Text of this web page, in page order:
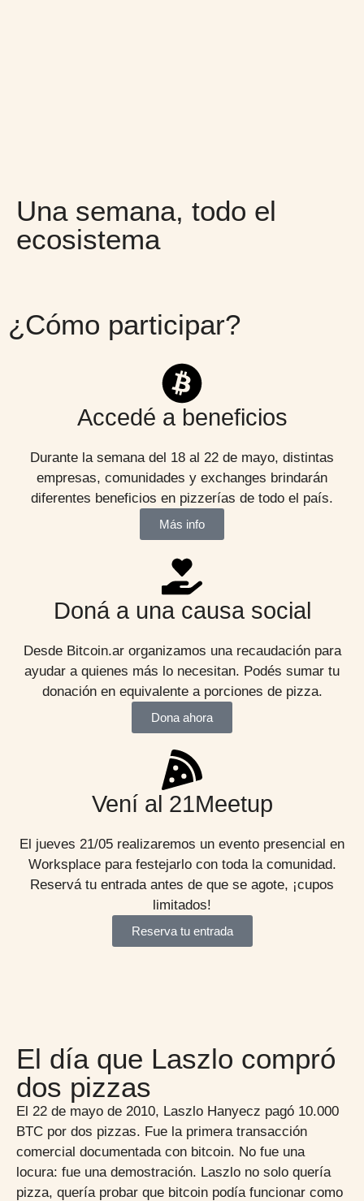
Una semana, todo el
ecosistema
¿Cómo participar?
Accedé a beneficios
Durante la semana del 18 al 22 de mayo, distintas
empresas, comunidades y exchanges brindarán
diferentes beneficios en pizzerías de todo el país.
Más info
Doná a una causa social
Desde Bitcoin.ar organizamos una recaudación para
ayudar a quienes más lo necesitan. Podés sumar tu
donación en equivalente a porciones de pizza.
Dona ahora
Vení al 21Meetup
El jueves 21/05 realizaremos un evento presencial en
Worksplace para festejarlo con toda la comunidad.
Reservá tu entrada antes de que se agote, ¡cupos
limitados!
Reserva tu entrada
El día que Laszlo compró
dos pizzas
El 22 de mayo de 2010, Laszlo Hanyecz pagó 10.000
BTC por dos pizzas. Fue la primera transacción
comercial documentada con bitcoin. No fue una
locura: fue una demostración. Laszlo no solo quería
pizza, quería probar que bitcoin podía funcionar como